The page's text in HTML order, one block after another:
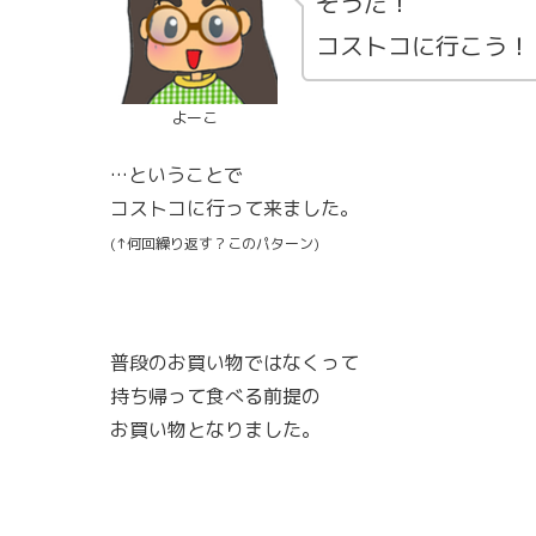
よーこ
コストコに行こう
…ということで
コストコに行って来ました。
(↑何回繰り返す？このパターン)
普段のお買い物ではなくって
持ち帰って食べる前提の
お買い物となりました。